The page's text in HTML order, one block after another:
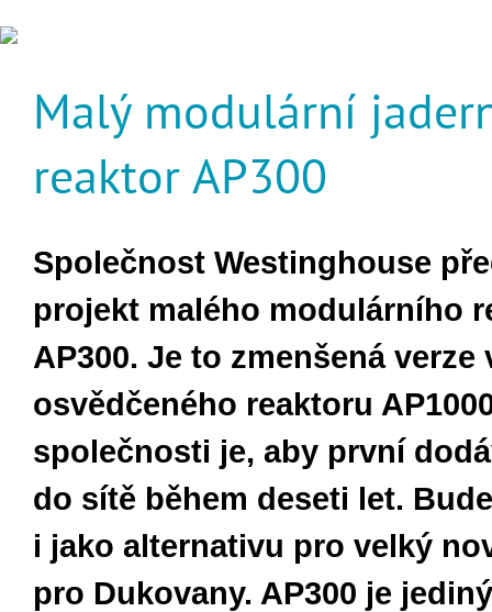
Malý modulární
reaktor AP300
Společnost Westinghouse
projekt malého modulárního
AP300. Je to zmenšená verze
osvědčeného reaktoru
společnosti je, aby první
do sítě během deseti let.
i jako alternativu pro velký
pro Dukovany. AP300 je